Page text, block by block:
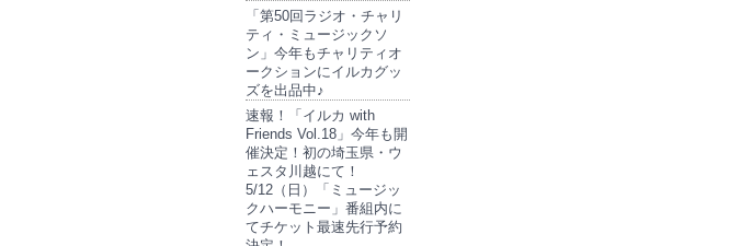
「第50回ラジオ・チャリ
ティ・ミュージックソ
ン」今年もチャリティオ
ークションにイルカグッ
ズを出品中♪
速報！「イルカ with
Friends Vol.18」今年も開
催決定！初の埼玉県・ウ
ェスタ川越にて！
5/12（日）「ミュージッ
クハーモニー」番組内に
てチケット最速先行予約